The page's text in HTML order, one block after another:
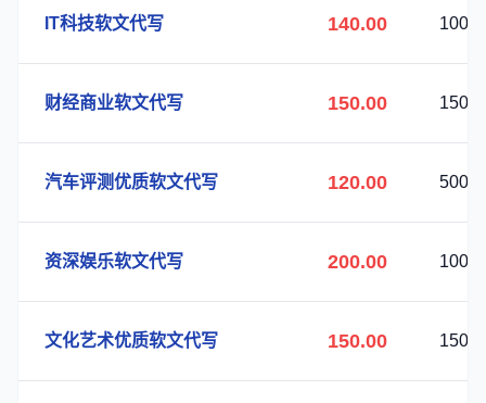
IT科技软文代写 140.00 1000
财经商业软文代写 150.00 1500
汽车评测优质软文代写 120.00 500
资深娱乐软文代写 200.00 1000
文化艺术优质软文代写 150.00 1500